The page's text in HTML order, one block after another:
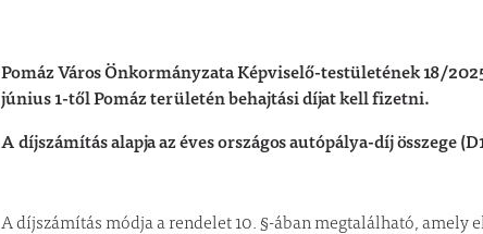
Pomáz Város Önkormányzata Képviselő-testületének 18/
június 1-től Pomáz területén behajtási díjat kell fizetni.
A díjszámítás alapja az éves országos autópálya-díj összege
A díjszámítás módja a rendelet 10. §-ában megtalálható, amely